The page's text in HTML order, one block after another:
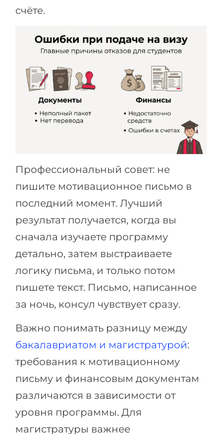
счёте.
Профессиональный совет: не
пишите мотивационное письмо в
последний момент. Лучший
результат получается, когда вы
сначала изучаете программу
детально, затем выстраиваете
логику письма, и только потом
пишете текст. Письмо, написанное
за ночь, консул чувствует сразу.
Важно понимать разницу между
бакалавриатом и магистратурой:
требования к мотивационному
письму и финансовым документам
различаются в зависимости от
уровня программы. Для
магистратуры важнее